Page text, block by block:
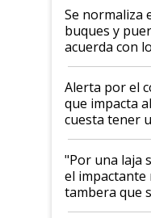
Se normaliza
buques y
acuerda con
suspende el
desregulación
Alerta por el
que impacta
cuesta tener
y el peligro
pase a ser
"Por una laja
el impactante
tambera que
tornado